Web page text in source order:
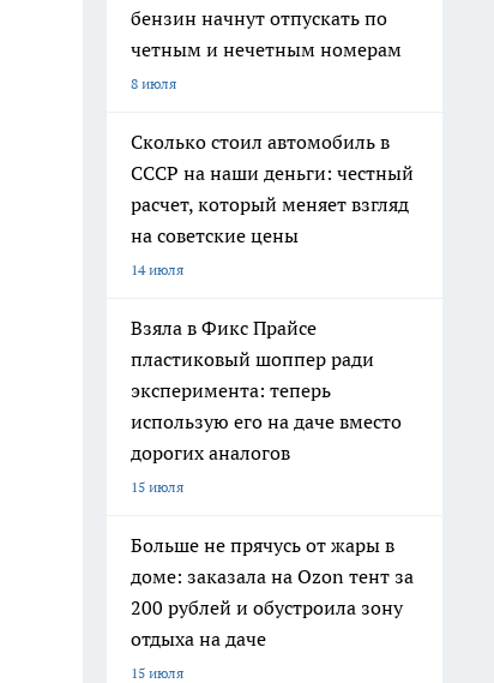
бензин начнут отпускать по
четным и нечетным номерам
8 июля
Сколько стоил автомобиль в
СССР на наши деньги: честный
расчет, который меняет взгляд
на советские цены
14 июля
Взяла в Фикс Прайсе
пластиковый шоппер ради
эксперимента: теперь
использую его на даче вместо
дорогих аналогов
15 июля
Больше не прячусь от жары в
доме: заказала на Ozon тент за
200 рублей и обустроила зону
отдыха на даче
15 июля